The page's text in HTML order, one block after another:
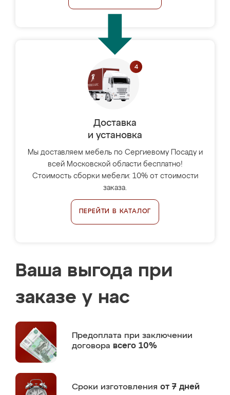
Доставка
и установка
Мы доставляем мебель по Сергиевому Посаду и
всей Московской области бесплатно!
Стоимость сборки мебели: 10% от стоимости
заказа.
ПЕРЕЙТИ В КАТАЛОГ
Ваша выгода при
заказе у нас
Предоплата при заключении
договора всего 10%
Сроки изготовления от 7 дней